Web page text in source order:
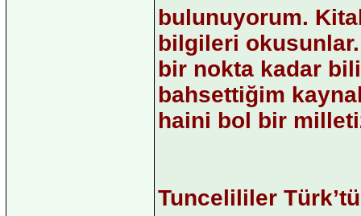
bulunuyorum.
bilgileri
bir nokta kadar
bahsettiğim
haini bol bir
Tuncelililer